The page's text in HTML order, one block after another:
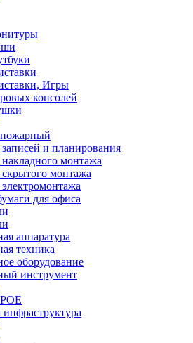
Игры
консолей
и планирования
монтажа
монтажа
для офиса
аппаратура
техника
оборудование
инструмент